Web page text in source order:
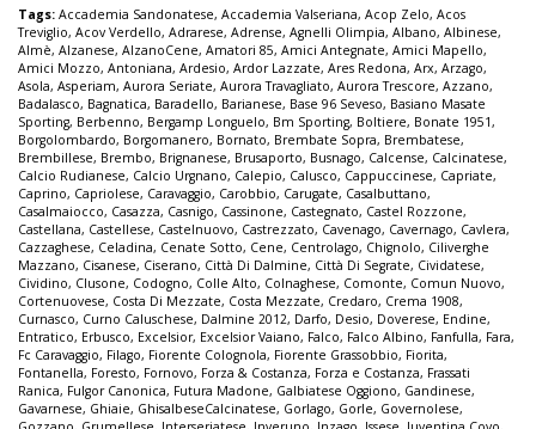
Tags: Accademia Sandonatese, Accademia Valseriana, Acop Zelo, Acos
Treviglio, Acov Verdello, Adrarese, Adrense, Agnelli Olimpia, Albano, Albinese,
Almè, Alzanese, AlzanoCene, Amatori 85, Amici Antegnate, Amici Mapello,
Amici Mozzo, Antoniana, Ardesio, Ardor Lazzate, Ares Redona, Arx, Arzago,
Asola, Asperiam, Aurora Seriate, Aurora Travagliato, Aurora Trescore, Azzano,
Badalasco, Bagnatica, Baradello, Barianese, Base 96 Seveso, Basiano Masate
Sporting, Berbenno, Bergamp Longuelo, Bm Sporting, Boltiere, Bonate 1951,
Borgolombardo, Borgomanero, Bornato, Brembate Sopra, Brembatese,
Brembillese, Brembo, Brignanese, Brusaporto, Busnago, Calcense, Calcinatese,
Calcio Rudianese, Calcio Urgnano, Calepio, Calusco, Cappuccinese, Capriate,
Caprino, Capriolese, Caravaggio, Carobbio, Carugate, Casalbuttano,
Casalmaiocco, Casazza, Casnigo, Cassinone, Castegnato, Castel Rozzone,
Castellana, Castellese, Castelnuovo, Castrezzato, Cavenago, Cavernago, Cavlera,
Cazzaghese, Celadina, Cenate Sotto, Cene, Centrolago, Chignolo, Ciliverghe
Mazzano, Cisanese, Ciserano, Città Di Dalmine, Città Di Segrate, Cividatese,
Cividino, Clusone, Codogno, Colle Alto, Colnaghese, Comonte, Comun Nuovo,
Cortenuovese, Costa Di Mezzate, Costa Mezzate, Credaro, Crema 1908,
Curnasco, Curno Caluschese, Dalmine 2012, Darfo, Desio, Doverese, Endine,
Entratico, Erbusco, Excelsior, Excelsior Vaiano, Falco, Falco Albino, Fanfulla, Fara,
Fc Caravaggio, Filago, Fiorente Colognola, Fiorente Grassobbio, Fiorita,
Fontanella, Foresto, Fornovo, Forza & Costanza, Forza e Costanza, Frassati
Ranica, Fulgor Canonica, Futura Madone, Galbiatese Oggiono, Gandinese,
Gavarnese, Ghiaie, GhisalbeseCalcinatese, Gorlago, Gorle, Governolese,